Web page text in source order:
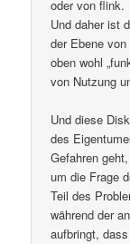
oder von flink.
Und daher ist
der Ebene
oben wohl
von Nutzung
Und diese
des
Gefahren
um die Frage
Teil des
während der
aufbringt,